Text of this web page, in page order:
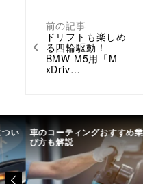
前の記事
ドリフトも楽しめ
る四輪駆動！
BMW M5用「M
xDriv…
い 車のコーティングおすすめ
び方も解説